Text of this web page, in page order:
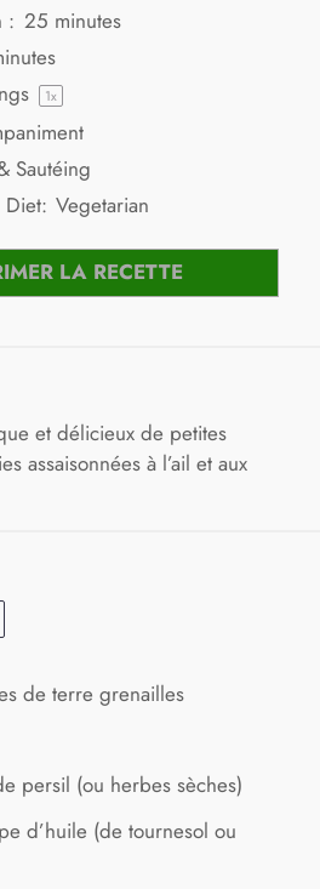
: 25 minutes
1x
Sautéing
Diet: Vegetarian
LA RECETTE
et délicieux de petites
assaisonnées à l’ail et aux
de terre grenailles
persil (ou herbes sèches)
d’huile (de tournesol ou